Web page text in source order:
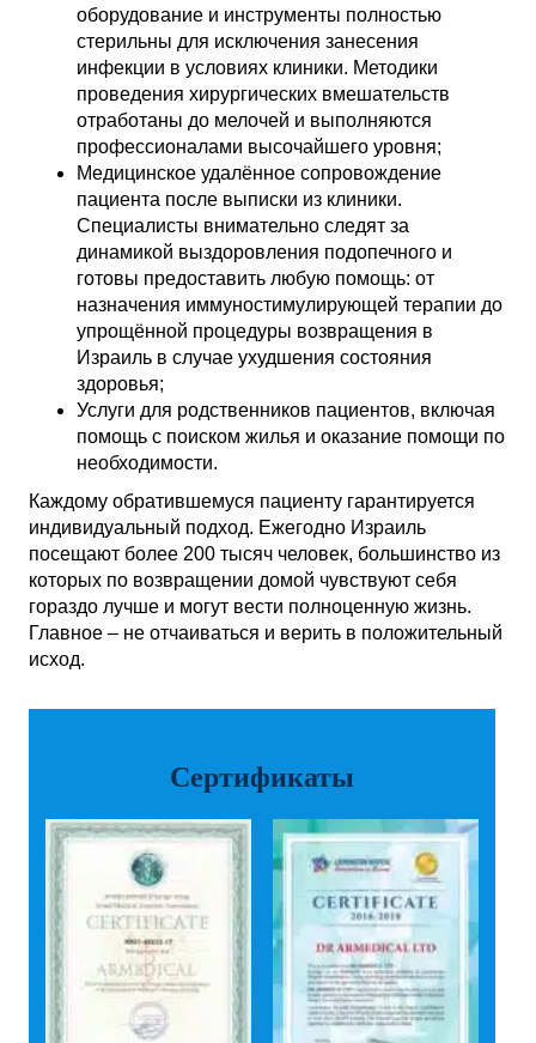
оборудование и инструменты полностью
стерильны для исключения занесения
инфекции в условиях клиники. Методики
проведения хирургических вмешательств
отработаны до мелочей и выполняются
профессионалами высочайшего уровня;
Медицинское удалённое сопровождение
пациента после выписки из клиники.
Специалисты внимательно следят за
динамикой выздоровления подопечного и
готовы предоставить любую помощь: от
назначения иммуностимулирующей терапии до
упрощённой процедуры возвращения в
Израиль в случае ухудшения состояния
здоровья;
Услуги для родственников пациентов, включая
помощь с поиском жилья и оказание помощи по
необходимости.
Каждому обратившемуся пациенту гарантируется
индивидуальный подход. Ежегодно Израиль
посещают более 200 тысяч человек, большинство из
которых по возвращении домой чувствуют себя
гораздо лучше и могут вести полноценную жизнь.
Главное – не отчаиваться и верить в положительный
исход.
Сертификаты